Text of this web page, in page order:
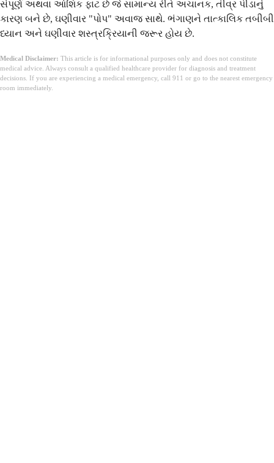
સંપૂર્ણ અથવા આંશિક ફાટ છે જે સામાન્ય રીતે અચાનક, તીવ્ર પીડાનું
કારણ બને છે, ઘણીવાર "પોપ" અવાજ સાથે. ભંગાણને તાત્કાલિક તબીબી
ધ્યાન અને ઘણીવાર શસ્ત્રક્રિયાની જરૂર હોય છે.
Medical Disclaimer: This article is for informational purposes only and does not constitute
medical advice. Always consult a qualified healthcare provider for diagnosis and treatment
decisions. If you are experiencing a medical emergency, call 911 or go to the nearest emergency
room immediately.